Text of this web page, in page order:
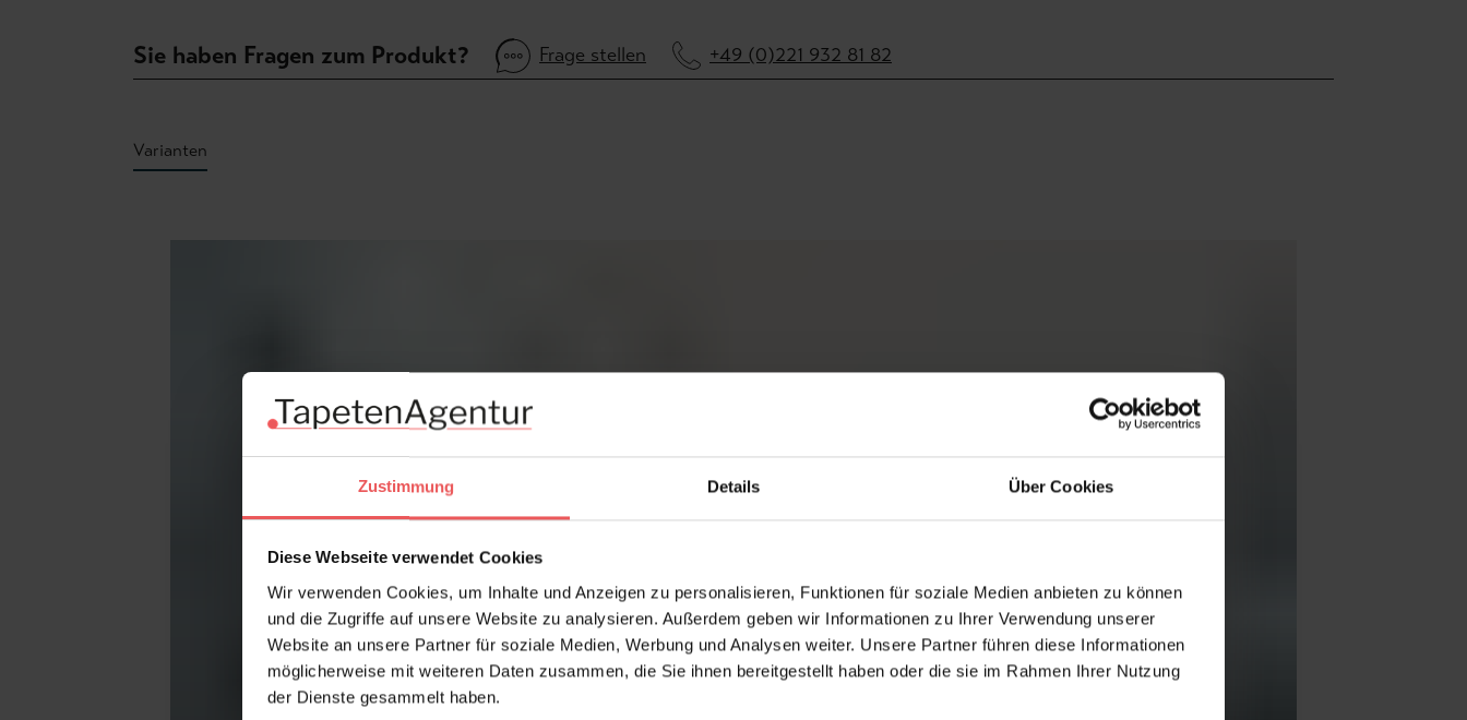
Zustimmung Details Über Cookies
Diese Webseite verwendet Cookies
Wir verwenden Cookies, um Inhalte und Anzeigen zu personalisieren, Funktionen für soziale Medien anbieten zu können
und die Zugriffe auf unsere Website zu analysieren. Außerdem geben wir Informationen zu Ihrer Verwendung unserer
Website an unsere Partner für soziale Medien, Werbung und Analysen weiter. Unsere Partner führen diese Informationen
möglicherweise mit weiteren Daten zusammen, die Sie ihnen bereitgestellt haben oder die sie im Rahmen Ihrer Nutzung
der Dienste gesammelt haben.
Sie haben Fragen zum Produkt? Frage stellen +49 (0)221 932 81 82
Varianten